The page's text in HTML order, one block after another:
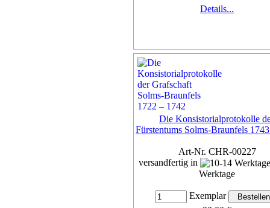
Details...
Die Konsistorialprotokolle
Fürstentums Solms-Braunfels
Art-Nr. CHR-00227
versandfertig in
Werktage
Exemplar